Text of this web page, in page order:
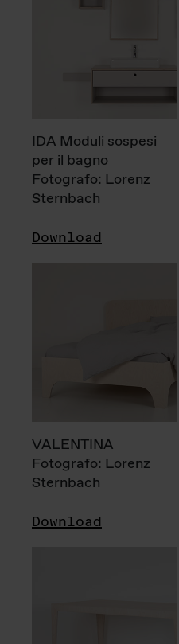
IDA Moduli sospesi
per il bagno
Fotografo: Lorenz
Sternbach
Download
VALENTINA
Fotografo: Lorenz
Sternbach
Download